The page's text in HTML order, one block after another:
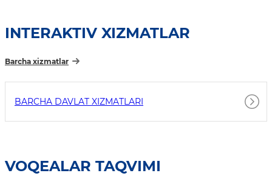
INTERAKTIV XIZMATLAR
Barcha xizmatlar
BARCHA DAVLAT XIZMATLARI
VOQEALAR TAQVIMI